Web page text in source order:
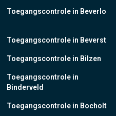
Toegangscontrole in Beverlo
Toegangscontrole in Beverst
Toegangscontrole in Bilzen
Toegangscontrole in
Binderveld
Toegangscontrole in Bocholt